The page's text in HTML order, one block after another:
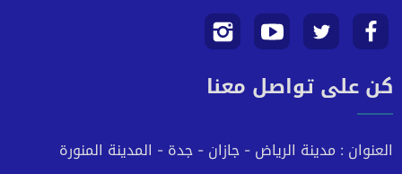
تابعنا
على
تابعنا
على
تابعنا
على
تابعنا
علىكن على تواصل معنا
العنوان : مدينة الرياض - جازان - جدة - المدينة المنورة